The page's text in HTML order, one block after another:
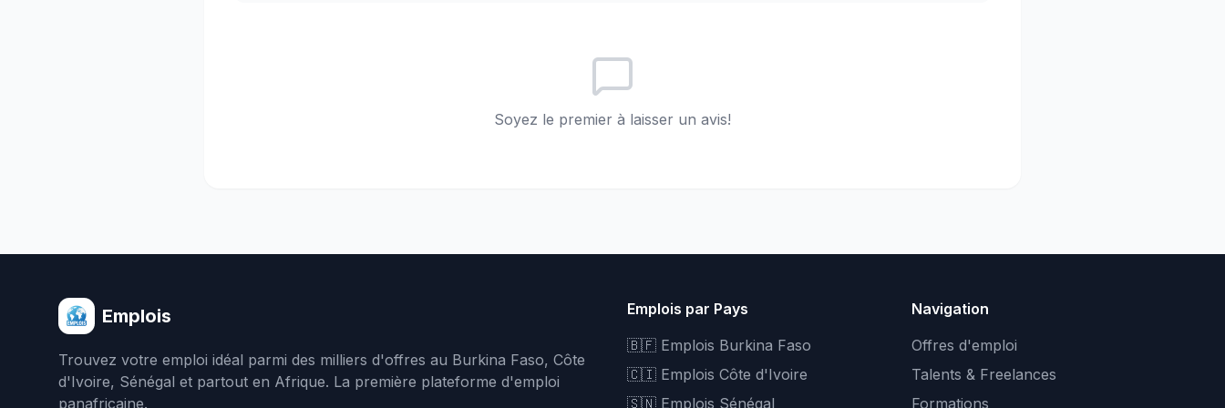
Soyez le premier à laisser un avis!
Emplois
Trouvez votre emploi idéal parmi des milliers d'offres au Burkina Faso, Côte
d'Ivoire, Sénégal et partout en Afrique. La première plateforme d'emploi
panafricaine.
Emplois par Pays
🇧🇫 Emplois Burkina Faso
🇨🇮 Emplois Côte d'Ivoire
🇸🇳 Emplois Sénégal
Navigation
Offres d'emploi
Talents & Freelances
Formations